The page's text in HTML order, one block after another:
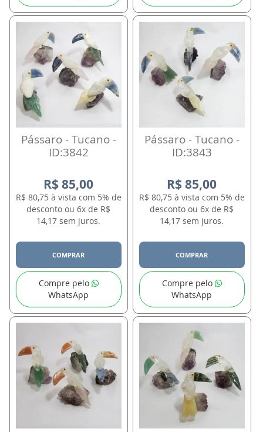
Pássaro - Tucano -
ID:3842
R$ 85,00
R$ 80,75 à vista com 5% de
desconto ou 6x de R$
14,17 sem juros.
COMPRAR
Compre pelo
WhatsApp
Pássaro - Tucano -
ID:3843
R$ 85,00
R$ 80,75 à vista com 5% de
desconto ou 6x de R$
14,17 sem juros.
COMPRAR
Compre pelo
WhatsApp